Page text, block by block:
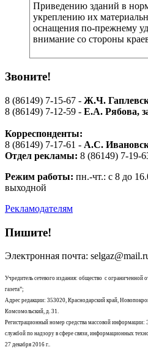
Приведению зданий в
укреплению их
оснащения по-прежнему
внимание со стороны
Звоните!
8 (86149) 7-15-67 - Ж.Ч.
8 (86149) 7-12-59 - Е.А. Рябова,
Корреспонденты:
8 (86149) 7-17-61 - А.С.
Отдел рекламы: 8 (86149) 7-19-
Режим работы: пн.-чт.: с 8 до
выходной
Рекламодателям
Пишите!
Электронная почта:
Учредитель сетевого издания: общество с ограниченной
газета”;
Адрес редакции: 353020, Краснодарский край,
Комсомольский, д. 31.
Регистрационный номер средства массовой
службой по надзору в сфере связи, информационных
27 декабря 2016 г..